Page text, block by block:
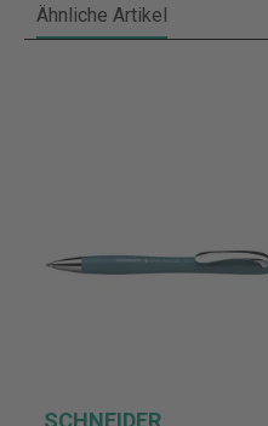
Ähnliche Artikel
SCHNEIDER